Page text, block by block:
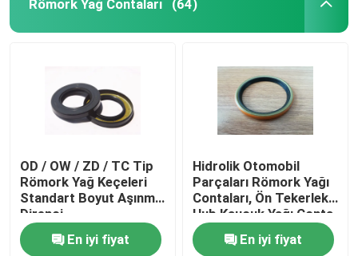
Römork Yağ Contaları (64)
OD / OW / ZD / TC Tip
Römork Yağ Keçeleri
Standart Boyut Aşınma
Direnci
En iyi fiyat
Hidrolik Otomobil
Parçaları Römork Yağı
Contaları, Ön Tekerlek
Hub Kauçuk Yağı Conta
Motor Araba Rulman
En iyi fiyat